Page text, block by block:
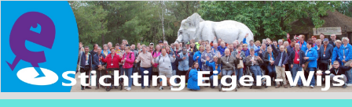
Skip
to
Content